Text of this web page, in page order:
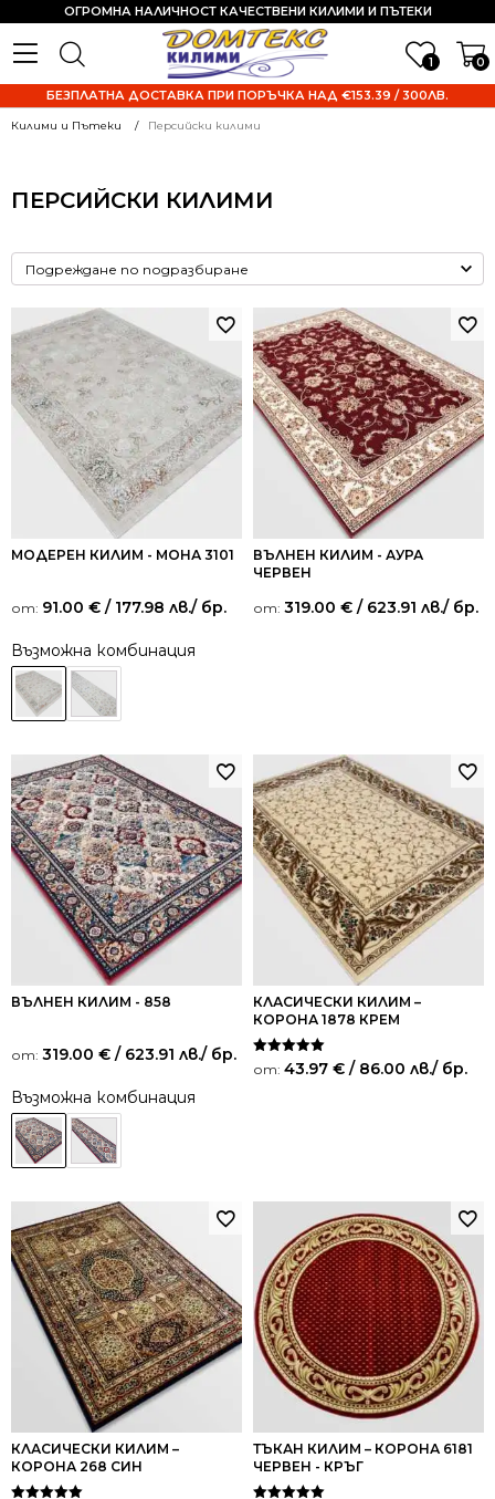
1 0
ОГРОМНА НАЛИЧНОСТ КАЧЕСТВЕНИ КИЛИМИ И ПЪТЕКИ
БЕЗПЛАТНА ДОСТАВКА ПРИ ПОРЪЧКА НАД €153.39 / 300ЛВ.
Килими и Пътеки Персийски килими
ПЕРСИЙСКИ КИЛИМИ
МОДЕРЕН КИЛИМ - МОНА 3101
от: 91.00 € / 177.98 лв./ бр.
Възможна комбинация
ВЪЛНЕН КИЛИМ - АУРА
ЧЕРВЕН
от: 319.00 € / 623.91 лв./ бр.
ВЪЛНЕН КИЛИМ - 858
от: 319.00 € / 623.91 лв./ бр.
Възможна комбинация
КЛАСИЧЕСКИ КИЛИМ –
КОРОНА 1878 КРЕМ
Оценено на
5.00
от: 43.97 € / 86.00 лв./ бр.
КЛАСИЧЕСКИ КИЛИМ –
КОРОНА 268 СИН
ТЪКАН КИЛИМ – КОРОНА 6181
ЧЕРВЕН - КРЪГ